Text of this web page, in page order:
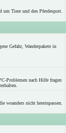
Tiere und den Pferdesport.
Gefahr, Wanderpakete in
Problemen nach Hilfe fragen
woanders nicht hereinpassen.